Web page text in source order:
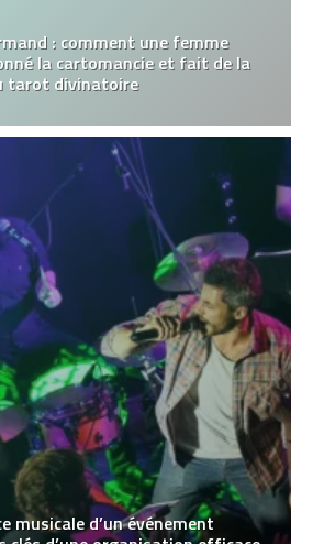
: comment une femme
la cartomancie et fait de la
tarot divinatoire
musicale d’un événement